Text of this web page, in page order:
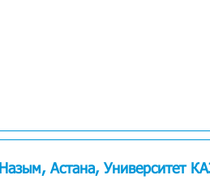
Назым, Астана, Университет